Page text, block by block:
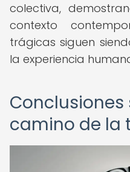
colectiva,
contexto
trágicas siguen
la experiencia
Conclusiones
camino de la